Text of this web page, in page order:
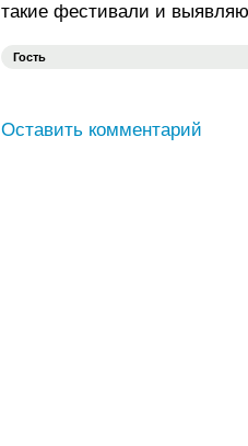
такие фестивали и
Гость
Оставить комментарий